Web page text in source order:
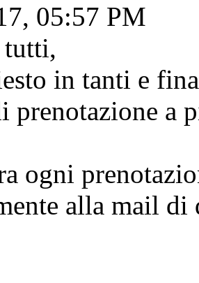
05:57 PM
tutti,
in tanti e
prenotazione a
ogni
alla mail